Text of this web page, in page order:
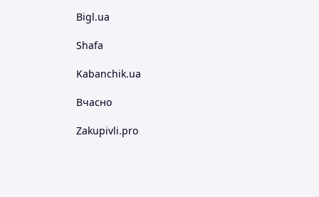
Bigl.ua
Shafa
Kabanchik.ua
Вчасно
Zakupivli.pro